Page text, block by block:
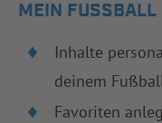
MEIN FUSSBALL
Inhalte
deinem
Favoriten